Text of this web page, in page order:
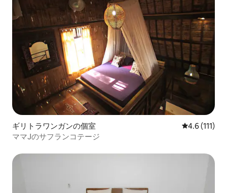
ギリトラワンガンの個室 レビュー111
4.6 (111)
ママJのサフランコテージ